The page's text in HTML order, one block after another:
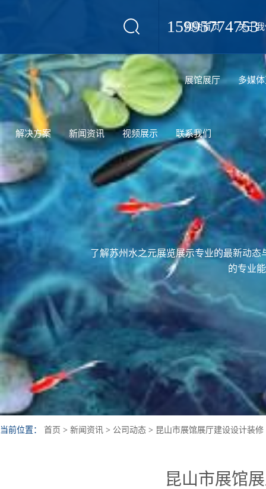
15995774753
网站首页 关于
展馆展厅 多媒
解决方案 新闻资讯 视频展示 联系我们
了解苏州水之元展览展示专业的最新动
的专业
当前位置： 首页 > 新闻资讯 > 公司动态 > 昆山市展馆展厅建设设计装修
昆山市展馆